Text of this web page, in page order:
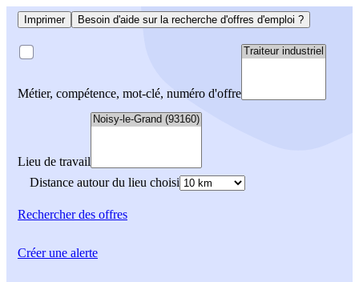
Imprimer Besoin d'aide sur la recherche d'offres d'emploi ?
Métier, compétence, mot-clé, numéro d'offre
Lieu de travail
Distance autour du lieu choisi
Rechercherdes offres
Créer une alerte